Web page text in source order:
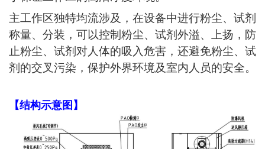
主工作区独特均流涉及，在设备中进行粉尘、试剂
称量、分装，可以控制粉尘、试剂外溢、上扬，防
止粉尘、试剂对人体的吸入危害，还避免粉尘、试
剂的交叉污染，保护外界环境及室内人员的安全。
【结构示意图 】